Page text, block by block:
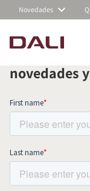
Novedades
Suscríbete
mensual y
novedades